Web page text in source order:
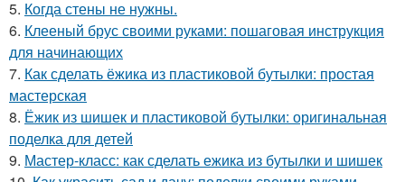
5. Когда стены не нужны.
6. Клееный брус своими руками: пошаговая инструкция
для начинающих
7. Как сделать ёжика из пластиковой бутылки: простая
мастерская
8. Ёжик из шишек и пластиковой бутылки: оригинальная
поделка для детей
9. Мастер-класс: как сделать ежика из бутылки и шишек